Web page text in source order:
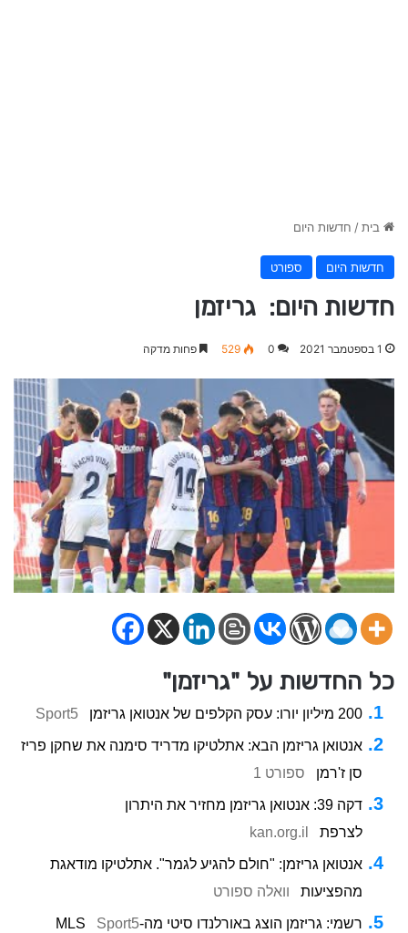
בית/ חדשות היום
חדשות היום ספורט
חדשות היום: גריזמן
1 בספטמבר 2021 0
529 פחות מדקה
כל החדשות על "גריזמן"
200 מיליון יורו: עסק הקלפים של אנטואן גריזמן Sport5
אנטואן גריזמן הבא: אתלטיקו מדריד סימנה את שחקן פריז
סן ז'רמן
ספורט 1
דקה 39: אנטואן גריזמן מחזיר את היתרון
לצרפת
kan.org.il
אנטואן גריזמן: "חולם להגיע לגמר". אתלטיקו מודאגת
מהפציעות
וואלה ספורט
רשמי: גריזמן הוצג באורלנדו סיטי מה-MLSSport5